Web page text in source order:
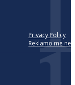
Privacy Policy
Reklamo me ne